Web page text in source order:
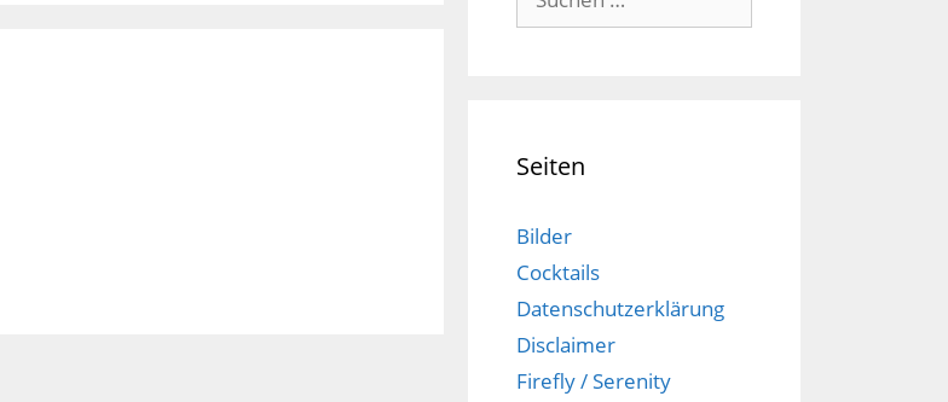
nach:
Seiten
Bilder
Cocktails
Datenschutzerklärung
Disclaimer
Firefly / Serenity